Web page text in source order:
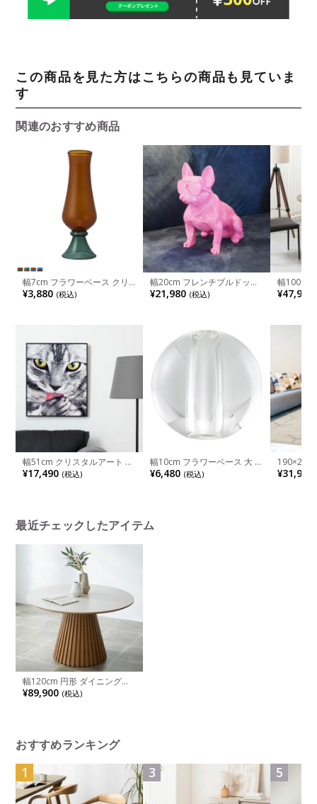
この商品を見た方はこちらの商品も見ていま
す
関連のおすすめ商品
幅7cm フラワーベース クリ
ア ガラス 花瓶 一輪挿し 花器
オブジェ フラワーポット 花
¥3,880 (税込)
幅20cm フレンチブルドッグ
オブジェ マットカラー イン
テリア小物 インテリア雑貨
¥21,980 (税込)
幅100cm
ーブル 丸
ル 木目
ゃれ ブラ
¥47,900
幅51cm クリスタルアート イ
ンテリア雑貨 グルーミング
猫 動物 アートパネル モダン
¥17,490 (税込)
幅10cm フラワーベース 大 ク
リア ガラス 花瓶 球体 一輪挿
し クリスタルガラス 花器 オ
¥6,480 (税込) ビング カ
マット 洗
¥31,900
最近チェックしたアイテム
幅120cm 円形 ダイニングテ
ーブル 4人用 セラミック天板
丸テーブル 食卓テーブル お
¥89,900 (税込)
おすすめランキング
1 3 5